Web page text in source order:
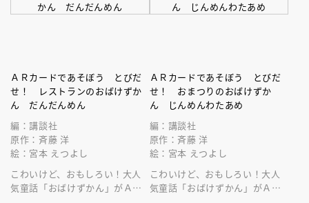
ＡＲカードであそぼう とびだ
せ！ レストランのおばけずか
ん だんだんめん
編：講談社
原作：斉藤 洋
絵：宮本 えつよし
こわいけど、おもしろい！大人
気童話「おばけずかん」がＡＲ
ＡＲカードであそぼう とびだ
せ！ おまつりのおばけずか
ん じんめんわたあめ
編：講談社
原作：斉藤 洋
絵：宮本 えつよし
こわいけど、おもしろい！大人
気童話「おばけずかん」がＡＲ